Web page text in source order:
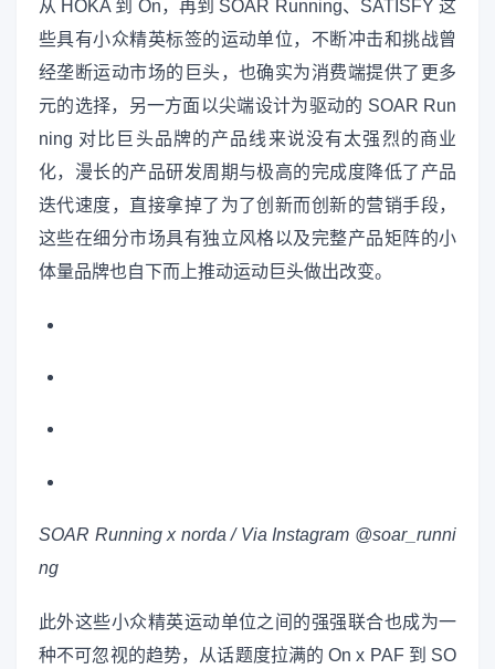
从 HOKA 到 On，再到 SOAR Running、SATISFY 这
些具有小众精英标签的运动单位，不断冲击和挑战曾
经垄断运动市场的巨头，也确实为消费端提供了更多
元的选择，另一方面以尖端设计为驱动的 SOAR Run
ning 对比巨头品牌的产品线来说没有太强烈的商业
化，漫长的产品研发周期与极高的完成度降低了产品
迭代速度，直接拿掉了为了创新而创新的营销手段，
这些在细分市场具有独立风格以及完整产品矩阵的小
体量品牌也自下而上推动运动巨头做出改变。
SOAR Running x norda / Via Instagram @soar_runni
ng
此外这些小众精英运动单位之间的强强联合也成为一
种不可忽视的趋势，从话题度拉满的 On x PAF 到 SO